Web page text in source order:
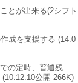
とが出来る(2シフト
成を支援する (14.0
の定時、普通残
公開 266K)